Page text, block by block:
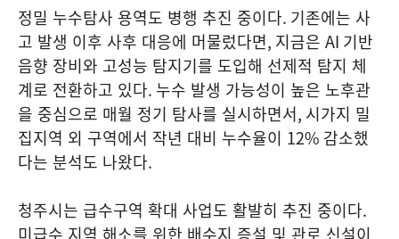
정밀 누수탐사 용역도 병행 추진 중이다. 기존에는 사
고 발생 이후 사후 대응에 머물렀다면, 지금은 AI 기반
음향 장비와 고성능 탐지기를 도입해 선제적 탐지 체
계로 전환하고 있다. 누수 발생 가능성이 높은 노후관
을 중심으로 매월 정기 탐사를 실시하면서, 시가지 밀
집지역 외 구역에서 작년 대비 누수율이 12% 감소했
다는 분석도 나왔다.
청주시는 급수구역 확대 사업도 활발히 추진 중이다.
미급수 지역 해소를 위한 배수지 증설 및 관로 신설이